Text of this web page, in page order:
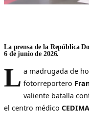
La prensa de la República
6 de junio de 2026.
L a madrugada de
fotorreportero
valiente batalla
el centro médico